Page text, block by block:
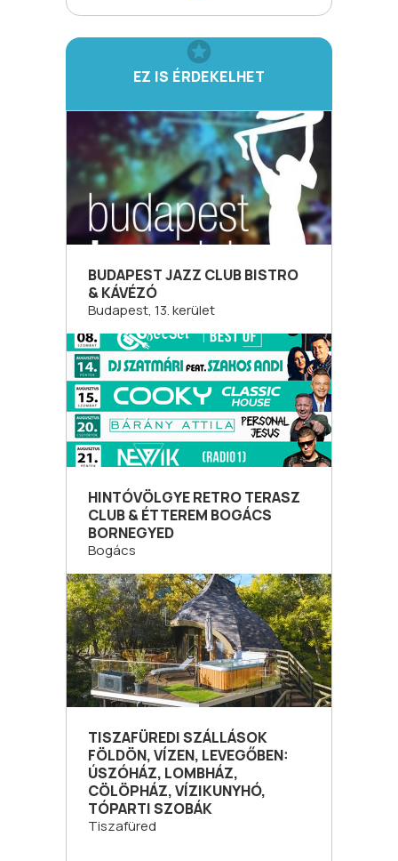
EZ IS ÉRDEKELHET
BUDAPEST JAZZ CLUB BISTRO
& KÁVÉZÓ
Budapest, 13. kerület
HINTÓVÖLGYE RETRO TERASZ
CLUB & ÉTTEREM BOGÁCS
BORNEGYED
Bogács
TISZAFÜREDI SZÁLLÁSOK
FÖLDÖN, VÍZEN, LEVEGŐBEN:
ÚSZÓHÁZ, LOMBHÁZ,
CÖLÖPHÁZ, VÍZIKUNYHÓ,
TÓPARTI SZOBÁK
Tiszafüred